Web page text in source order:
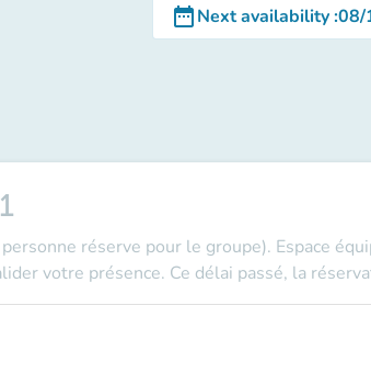
date_rangeNext availability:08/
réserve pour le groupe). Espace
votre présence. Ce délai passé, la